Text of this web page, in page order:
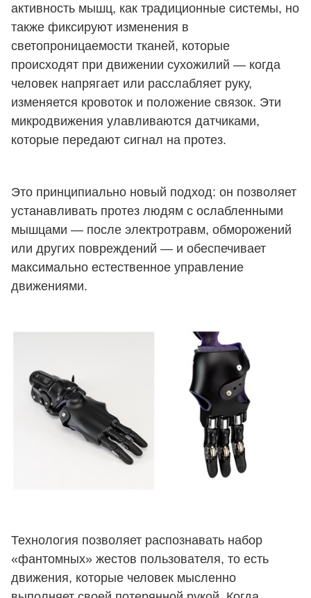
активность мышц, как традиционные системы, но
также фиксируют изменения в
светопроницаемости тканей, которые
происходят при движении сухожилий — когда
человек напрягает или расслабляет руку,
изменяется кровоток и положение связок. Эти
микродвижения улавливаются датчиками,
которые передают сигнал на протез.
Это принципиально новый подход: он позволяет
устанавливать протез людям с ослабленными
мышцами — после электротравм, обморожений
или других повреждений — и обеспечивает
максимально естественное управление
движениями.
Технология позволяет распознавать набор
«фантомных» жестов пользователя, то есть
движения, которые человек мысленно